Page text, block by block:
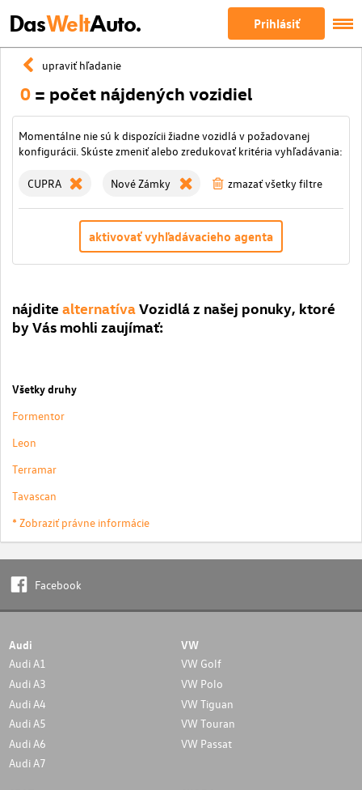
DasWeltAuto. Prihlásiť
upraviť hľadanie
0 = počet nájdených vozidiel
Momentálne nie sú k dispozícii žiadne vozidlá v požadovanej
konfigurácii. Skúste zmeniť alebo zredukovať kritéria vyhľadávania:
CUPRA Nové Zámky zmazať všetky filtre
aktivovať vyhľadávacieho agenta
nájdite alternatívaVozidlá z našej ponuky, ktoré
by Vás mohli zaujímať:
Všetky druhy
Formentor
Leon
Terramar
Tavascan
* Zobraziť právne informácie
Facebook
Audi
Audi A1
Audi A3
Audi A4
Audi A5
Audi A6
Audi A7
VW
VW Golf
VW Polo
VW Tiguan
VW Touran
VW Passat